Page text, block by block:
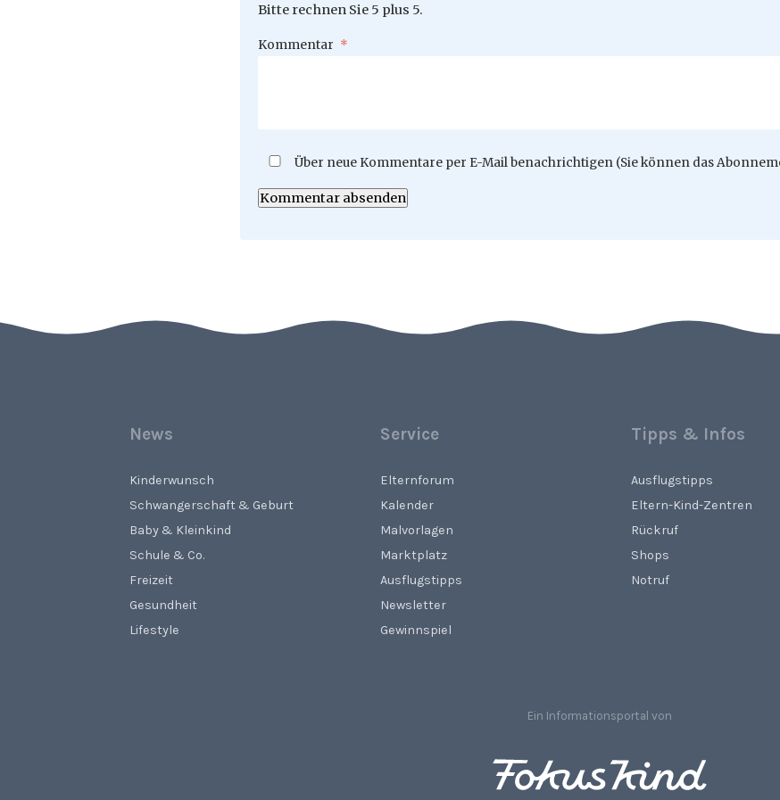
Bitte rechnen Sie 5 plus 5.
Pflichtfeld
Kommentar *
Über neue Kommentare per E-Mail benachrichtigen (Sie können das
Kommentar absenden
News
Kinderwunsch
Schwangerschaft & Geburt
Baby & Kleinkind
Schule & Co.
Freizeit
Gesundheit
Lifestyle
Service
Elternforum
Kalender
Malvorlagen
Marktplatz
Ausflugstipps
Newsletter
Gewinnspiel
Tipps & Infos
Ausflugstipps
Eltern-Kind-Zentren
Rückruf
Shops
Notruf
Ein Informationsportal von